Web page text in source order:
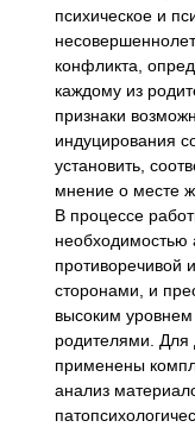
психическое и
конфликта,
каждому из
признаки
индуцирования
установить,
мнение о месте
В процессе
необходимостью
противоречивой
сторонами, и
высоким
родителями. Для
применены
анализ